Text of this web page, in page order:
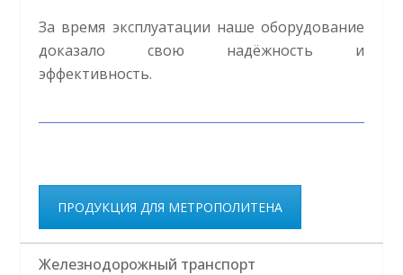
За время эксплуатации наше оборудование
доказало свою надёжность и
эффективность.
ПРОДУКЦИЯ ДЛЯ МЕТРОПОЛИТЕНА
Железнодорожный транспорт